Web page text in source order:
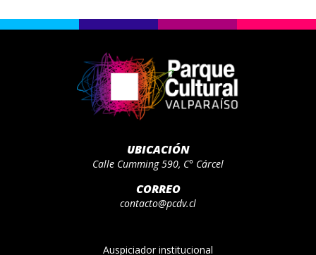
UBICACIÓN
Calle Cumming 590, C° Cárcel
CORREO
contacto@pcdv.cl
Auspiciador institucional